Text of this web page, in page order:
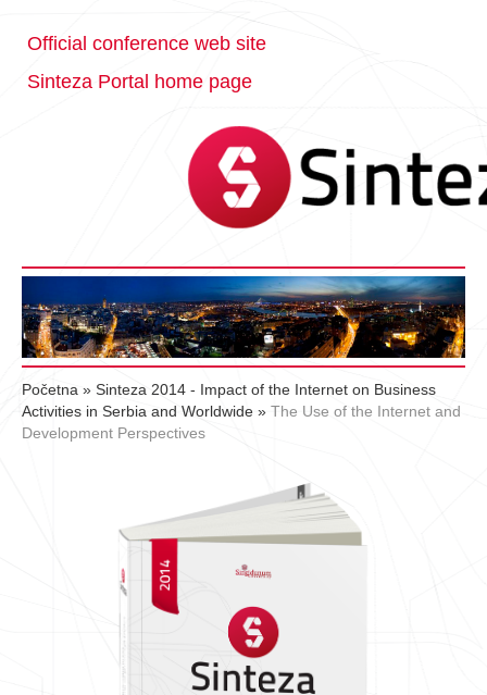
Official conference web site
Sinteza Portal home page
Početna » Sinteza 2014 - Impact of the Internet on Business
Activities in Serbia and Worldwide » The Use of the Internet and
Development Perspectives